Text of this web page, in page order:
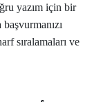
yazım için bir
sıralamaları ve